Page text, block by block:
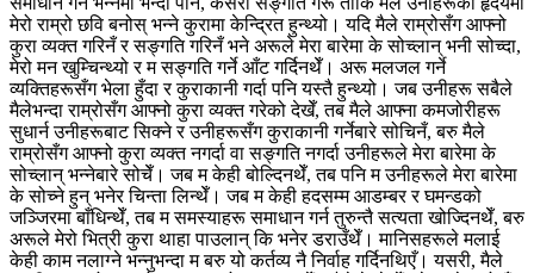
मेरो राम्रो छवि बनोस् भन्‍ने कुरामा केन्द्रित हुन्थ्यो। यदि मैले राम्रोसँग आफ्नो
कुरा व्यक्त गरिनँ र सङ्गति गरिनँ भने अरूले मेरा बारेमा के सोच्लान् भनी सोच्दा,
मेरो मन खुम्चिन्थ्यो र म सङ्गति गर्ने आँट गर्दिनथेँ। अरू मलजल गर्ने
व्यक्तिहरूसँग भेला हुँदा र कुराकानी गर्दा पनि यस्तै हुन्थ्यो। जब उनीहरू सबैले
मैलेभन्दा राम्रोसँग आफ्नो कुरा व्यक्त गरेको देखेँ, तब मैले आफ्ना कमजोरीहरू
सुधार्न उनीहरूबाट सिक्ने र उनीहरूसँग कुराकानी गर्नेबारे सोचिनँ, बरु मैले
राम्रोसँग आफ्नो कुरा व्यक्त नगर्दा वा सङ्गति नगर्दा उनीहरूले मेरा बारेमा के
सोच्लान् भन्‍नेबारे सोचेँ। जब म केही बोल्दिनथेँ, तब पनि म उनीहरूले मेरा बारेमा
के सोच्ने हुन् भनेर चिन्ता लिन्थेँ। जब म केही हदसम्म आडम्बर र घमन्डको
जञ्जिरमा बाँधिन्थेँ, तब म समस्याहरू समाधान गर्न तुरुन्तै सत्यता खोज्दिनथेँ, बरु
अरूले मेरो भित्री कुरा थाहा पाउलान् कि भनेर डराउँथेँ। मानिसहरूले मलाई
केही काम नलाग्ने भन्नुभन्दा म बरु यो कर्तव्य नै निर्वाह गर्दिनथिएँ। यसरी, मैले